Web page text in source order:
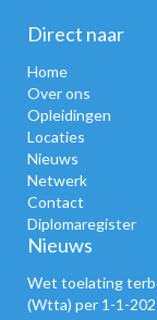
Direct naar
Home
Over ons
Opleidingen
Locaties
Nieuws
Netwerk
Contact
Diplomaregister
Nieuws
Wet toelating
(Wtta) per 1-1-